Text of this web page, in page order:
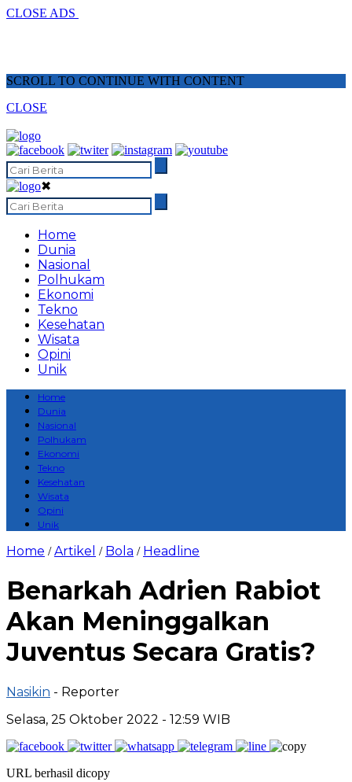
CLOSE ADS
SCROLL TO CONTINUE WITH CONTENT
CLOSE
✖
Home
Dunia
Nasional
Polhukam
Ekonomi
Tekno
Kesehatan
Wisata
Opini
Unik
Home
Dunia
Nasional
Polhukam
Ekonomi
Tekno
Kesehatan
Wisata
Opini
Unik
Home /Artikel / Bola / Headline
Benarkah Adrien Rabiot
Akan Meninggalkan
Juventus Secara Gratis?
Nasikin - Reporter
Selasa, 25 Oktober 2022 - 12:59 WIB
URL berhasil dicopy